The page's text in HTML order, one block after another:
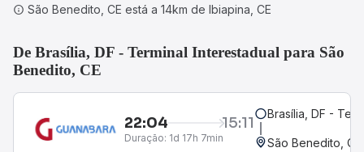
São Benedito, CE está a 14km de Ibiapina, CE
De Brasília, DF - Terminal Interestadual para São
Benedito, CE
22:04 15:11
Duração: 1d 17h 7min
Brasília, DF -
São Benedito, CE